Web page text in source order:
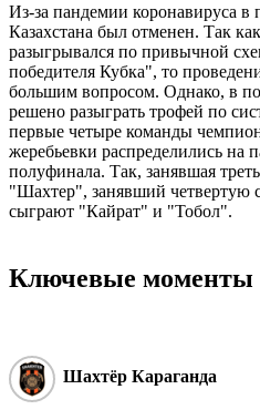
Из-за пандемии коронавируса
Казахстана был отменен. Так
разыгрывался по привычной
победителя Кубка", то
большим вопросом. Однако, в
решено разыграть трофей по
первые четыре команды
жеребьевки распределились на
полуфинала. Так, занявшая
"Шахтер", занявший четвертую
сыграют "Кайрат" и "Тобол".
Ключевые моменты
Шахтёр Караганда